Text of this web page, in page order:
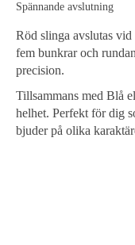
Spännande avslutning
Röd slinga avslutas
fem bunkrar och
precision.
Tillsammans med Blå
helhet. Perfekt för dig
bjuder på olika